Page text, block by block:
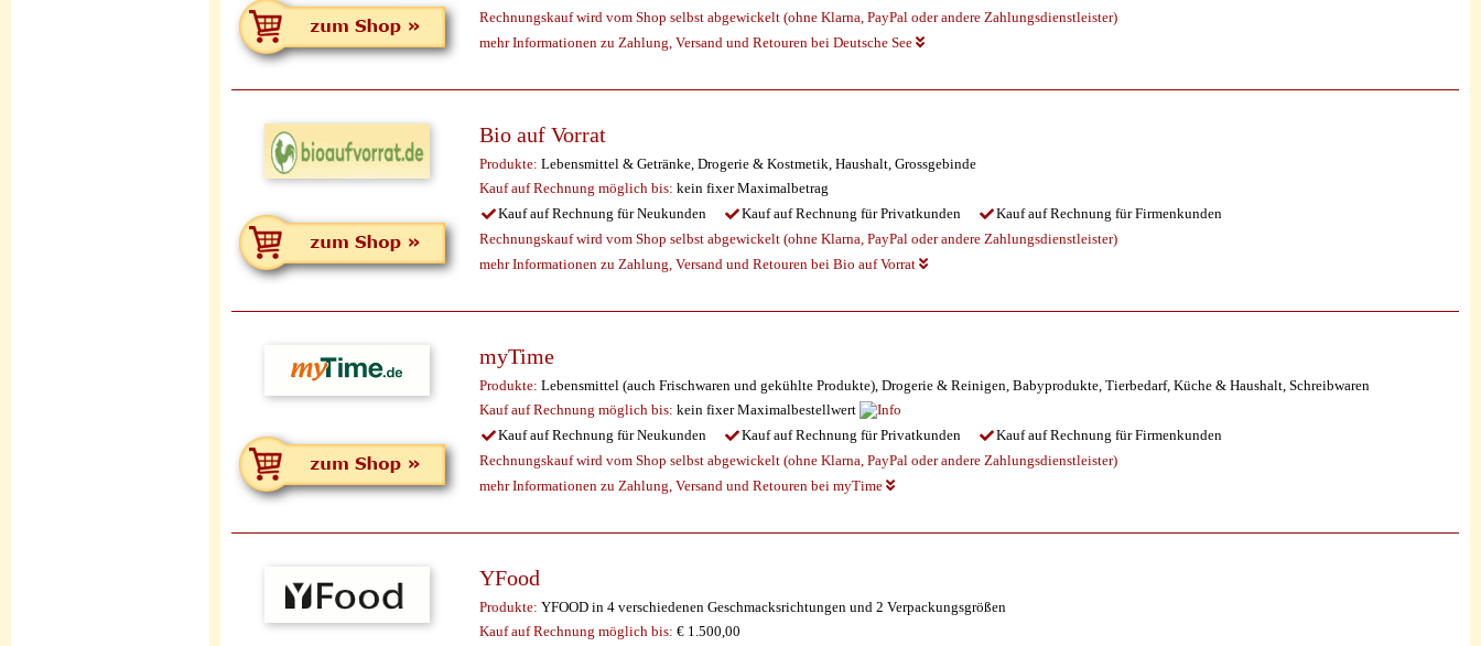
Rechnungskauf wird vom Shop selbst abgewickelt (ohne Klarna, PayPal oder andere Zahlungsdienstleister)
mehr Informationen zu Zahlung, Versand und Retouren bei Deutsche See
Bio auf Vorrat
Produkte: Lebensmittel & Getränke, Drogerie & Kostmetik, Haushalt, Grossgebinde
Kauf auf Rechnung möglich bis: kein fixer Maximalbetrag
Kauf auf Rechnung für Neukunden
Kauf auf Rechnung für Privatkunden
Kauf auf Rechnung für Firmenkunden
Rechnungskauf wird vom Shop selbst abgewickelt (ohne Klarna, PayPal oder andere Zahlungsdienstleister)
mehr Informationen zu Zahlung, Versand und Retouren bei Bio auf Vorrat
myTime
Produkte: Lebensmittel (auch Frischwaren und gekühlte Produkte), Drogerie & Reinigen, Babyprodukte, Tierbedarf, Küche & Haushalt, Schreibwaren
Kauf auf Rechnung möglich bis: kein fixer Maximalbestellwert
Kauf auf Rechnung für Neukunden
Kauf auf Rechnung für Privatkunden
Kauf auf Rechnung für Firmenkunden
Rechnungskauf wird vom Shop selbst abgewickelt (ohne Klarna, PayPal oder andere Zahlungsdienstleister)
mehr Informationen zu Zahlung, Versand und Retouren bei myTime
YFood
Produkte: YFOOD in 4 verschiedenen Geschmacksrichtungen und 2 Verpackungsgrößen
Kauf auf Rechnung möglich bis: € 1.500,00